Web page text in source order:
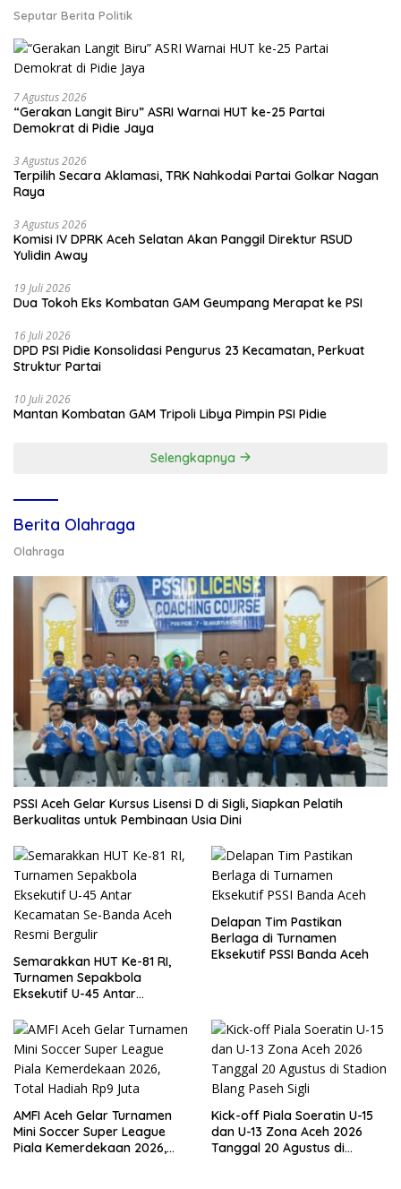
Seputar Berita Politik
7 Agustus 2026
“Gerakan Langit Biru” ASRI Warnai HUT ke-25 Partai
Demokrat di Pidie Jaya
3 Agustus 2026
Terpilih Secara Aklamasi, TRK Nahkodai Partai Golkar Nagan
Raya
3 Agustus 2026
Komisi IV DPRK Aceh Selatan Akan Panggil Direktur RSUD
Yulidin Away
19 Juli 2026
Dua Tokoh Eks Kombatan GAM Geumpang Merapat ke PSI
16 Juli 2026
DPD PSI Pidie Konsolidasi Pengurus 23 Kecamatan, Perkuat
Struktur Partai
10 Juli 2026
Mantan Kombatan GAM Tripoli Libya Pimpin PSI Pidie
Selengkapnya
Berita Olahraga
Olahraga
PSSI Aceh Gelar Kursus Lisensi D di Sigli, Siapkan Pelatih
Berkualitas untuk Pembinaan Usia Dini
Semarakkan HUT Ke-81 RI,
Turnamen Sepakbola
Eksekutif U-45 Antar
Resmi Bergulir
Delapan Tim Pastikan
Berlaga di Turnamen
Eksekutif PSSI Banda Aceh
AMFI Aceh Gelar Turnamen
Mini Soccer Super League
Piala Kemerdekaan 2026,
Kick-off Piala Soeratin U-15
dan U-13 Zona Aceh 2026
Tanggal 20 Agustus di